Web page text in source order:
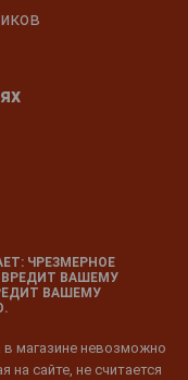
ЧРЕЗМЕРНОЕ
ВРЕДИТ ВАШЕМУ
ВАШЕМУ
в магазине невозможно
на сайте, не считается